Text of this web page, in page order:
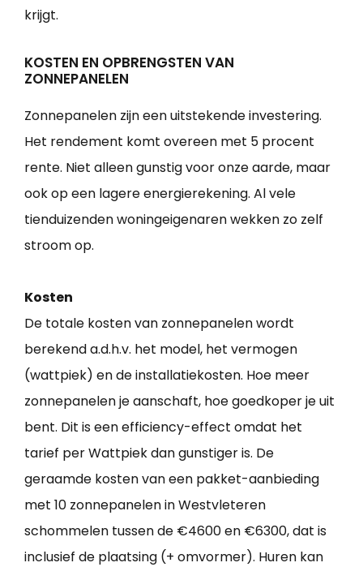
krijgt.
KOSTEN EN OPBRENGSTEN VAN
ZONNEPANELEN
Zonnepanelen zijn een uitstekende investering.
Het rendement komt overeen met 5 procent
rente. Niet alleen gunstig voor onze aarde, maar
ook op een lagere energierekening. Al vele
tienduizenden woningeigenaren wekken zo zelf
stroom op.
Kosten
De totale kosten van zonnepanelen wordt
berekend a.d.h.v. het model, het vermogen
(wattpiek) en de installatiekosten. Hoe meer
zonnepanelen je aanschaft, hoe goedkoper je uit
bent. Dit is een efficiency-effect omdat het
tarief per Wattpiek dan gunstiger is. De
geraamde kosten van een pakket-aanbieding
met 10 zonnepanelen in Westvleteren
schommelen tussen de €4600 en €6300, dat is
inclusief de plaatsing (+ omvormer). Huren kan